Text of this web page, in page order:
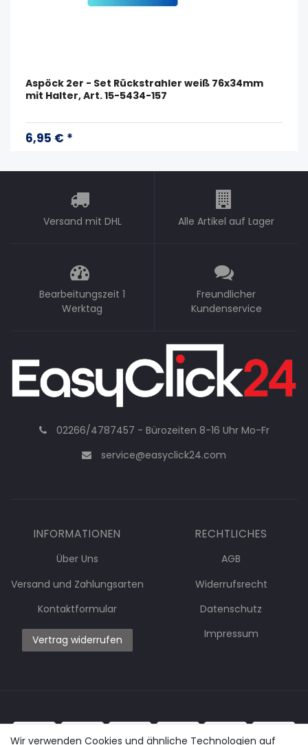
Aspöck 2er - Set Rückstrahler weiß 76x34mm
mit Halter, Art. 15-5434-157
6,95 € *
Versand mit DHL Alle Artikel auf Lager
Bearbeitungszeit 1
Werktag
Freundlicher
Kundenservice
02266/4787457 - Bürozeiten 8-16 Uhr Mo-Fr
service@easyclick24.com
INFORMATIONEN
Über Uns
Versand und Zahlungsarten
Kontaktformular
Vertrag widerrufen
RECHTLICHES
AGB
Widerrufsrecht
Datenschutz
Impressum
Wir verwenden Cookies und ähnliche Technologien auf